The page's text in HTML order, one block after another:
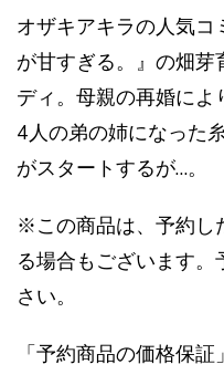
オザキアキラの人気
が甘すぎる。』の畑芽
ディ。母親の再婚に
4人の弟の姉になった
がスタートするが…。
※この商品は、予約し
る場合もございます
さい。
「予約商品の価格保